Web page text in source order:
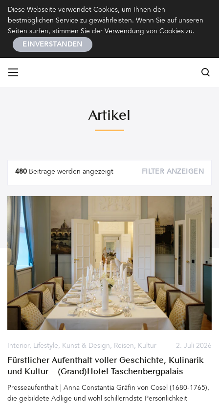
Diese Webseite verwendet Cookies, um Ihnen den
bestmöglichen Service zu gewährleisten. Wenn Sie auf unseren
Seiten surfen, stimmen Sie der Verwendung von Cookies zu.
EINVERSTANDEN
Artikel
Artikel
480 Beiträge werden angezeigt FILTER ANZEIGEN
2. Juli 2026
Interior, Lifestyle, Kunst & Design, Reisen, Kultur
Fürstlicher Aufenthalt voller Geschichte, Kulinarik
und Kultur – (Grand)Hotel Taschenbergpalais
Kempinski Dresden
Presseaufenthalt | Anna Constantia Gräfin von Cosel (1680-1765),
die gebildete Adlige und wohl schillerndste Persönlichkeit